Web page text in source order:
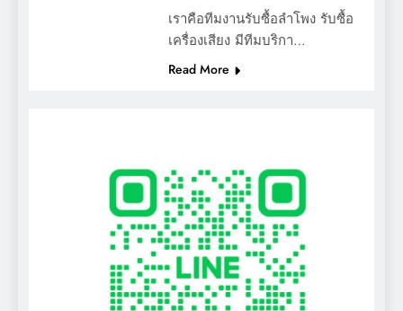
เราคือทีมงานรับซื้อลำโพง รับซื้อ
เครื่องเสียง มีทีมบริกา…
Read More